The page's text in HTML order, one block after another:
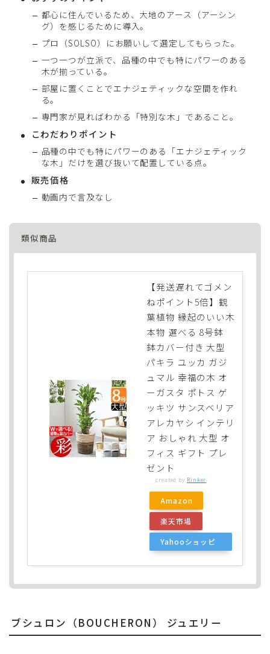
都心に住んでいるため、大地のアース（アーシン
グ）を感じるために導入。
プロ（SOLSO）にお願いして選定してもらった。
一つ一つが立派で、品種の中でも特にパワーのある
木が揃っている。
部屋に置くことでエナジェティックな空間を作れ
る。
専門家が見ればわかる「特別な木」であること。
こわだわりポイント
品種の中でも特にパワーのある「エナジェティック
な木」だけを選び抜いて配置している点。
販売価格
動画内で言及なし
類似商品
【発送遅れてゴメン
ねポイント5倍】観
葉植物 縁起のいい木
本物 選べる 8号鉢
鉢カバー付き 大型
パキラ ユッカ ガジ
ュマル 幸福の木 オ
ーガスタ ポトス ゲ
ッキツ サンスベリア
アレカヤシ インテリ
ア おしゃれ 大型 オ
フィス ギフト プレ
ゼント
created by Rinker
Amazon
楽天市場
Yahooショッピ
ブシュロン（BOUCHERON） ジュエリー